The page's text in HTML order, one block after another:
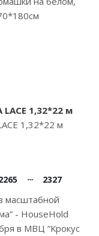
LACE 1,32*22 м
1,32*22 м
2327
масштабной
- HouseHold
в МВЦ “Крокус